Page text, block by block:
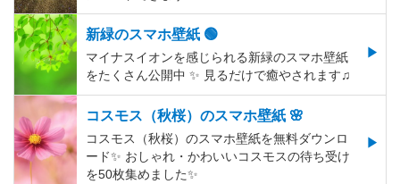
新緑のスマホ壁紙 🟢
マイナスイオンを感じられる新緑のスマホ壁紙
をたくさん公開中 ✨ 見るだけで癒やされます♫
コスモス（秋桜）のスマホ壁紙 🌸
コスモス（秋桜）のスマホ壁紙を無料ダウンロ
ード✨️ おしゃれ・かわいいコスモスの待ち受け
を50枚集めました✨️